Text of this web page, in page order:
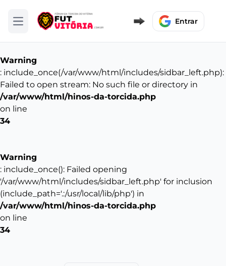
Abrir menu Entrar
Warning
: include_once(/var/www/html/includes/sidbar_left.php):
Failed to open stream: No such file or directory in
/var/www/html/hinos-da-torcida.php
on line
34
Warning
: include_once(): Failed opening
'/var/www/html/includes/sidbar_left.php' for inclusion
(include_path='.:/usr/local/lib/php') in
/var/www/html/hinos-da-torcida.php
on line
34